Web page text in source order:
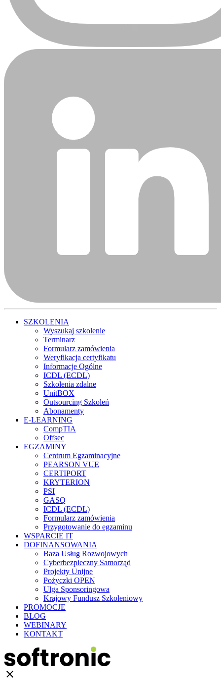
SZKOLENIA
Wyszukaj szkolenie
Terminarz
Formularz zamówienia
Weryfikacja certyfikatu
Informacje Ogólne
ICDL (ECDL)
Szkolenia zdalne
UnitBOX
Outsourcing Szkoleń
Abonamenty
E-LEARNING
CompTIA
Offsec
EGZAMINY
Centrum Egzaminacyjne
PEARSON VUE
CERTIPORT
KRYTERION
PSI
GASQ
ICDL (ECDL)
Formularz zamówienia
Przygotowanie do egzaminu
WSPARCIE IT
DOFINANSOWANIA
Baza Usług Rozwojowych
Cyberbezpieczny Samorząd
Projekty Unijne
Pożyczki OPEN
Ulga Sponsoringowa
Krajowy Fundusz Szkoleniowy
PROMOCJE
BLOG
WEBINARY
KONTAKT
clear